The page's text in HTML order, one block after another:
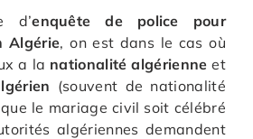
d’enquête de police pour
Algérie, on est dans le cas où
a la nationalité algérienne et
(souvent de nationalité
le mariage civil soit célébré
algériennes demandent